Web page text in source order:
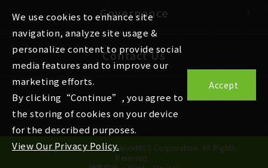
Governance
Contact Us
Copyright © 2022 ExcellianceMOS Corporation. All Rights
Reserved.
We use cookies to enhance site
navigation, analyze site usage &
personalize content to provide social
media features and to improve our
marketing efforts.
By clicking“Continue”, you agree to
the storing of cookies on your device
for the described purposes.
View Our Privacy Policy.
Accept